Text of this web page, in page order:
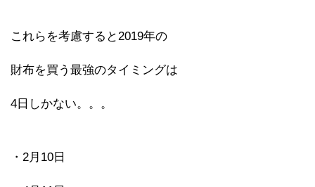
これらを考慮すると2019年の
財布を買う最強のタイミングは
4日しかない。。。
・2月10日